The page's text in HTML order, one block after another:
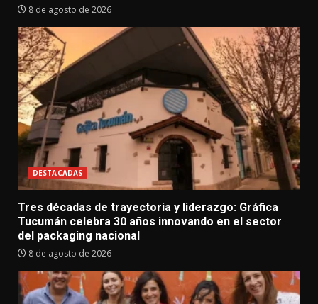
8 de agosto de 2026
DESTACADAS
Tres décadas de trayectoria y liderazgo: Gráfica
Tucumán celebra 30 años innovando en el sector
del packaging nacional
8 de agosto de 2026